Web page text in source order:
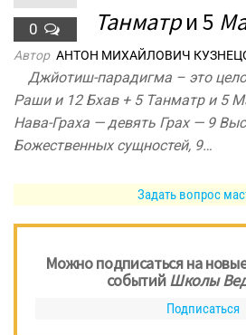
0
Танматри 5
Автор АНТОН МИХАЙЛОВИЧ
Джйотиш-парадигма – это
Раши и 12 Бхав + 5 Танматр и 5
Нава-Граха — девять Грах — 9
Божественных сущностей, 9…
Задать вопрос
Можно подписаться на
событийШколы
Подписаться